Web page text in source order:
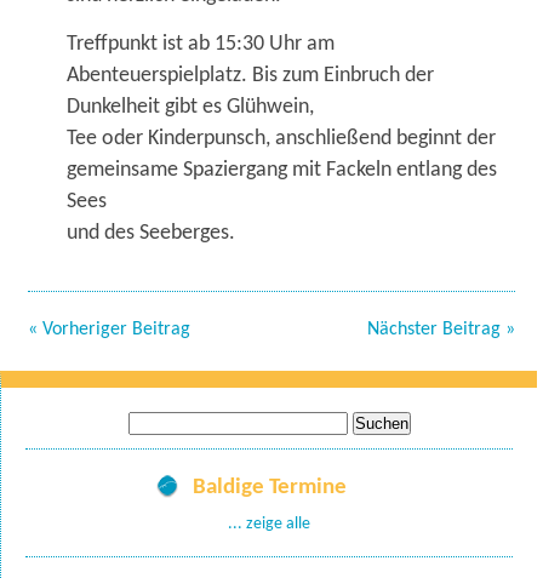
Treffpunkt ist ab 15:30 Uhr am
Abenteuerspielplatz. Bis zum Einbruch der
Dunkelheit gibt es Glühwein,
Tee oder Kinderpunsch, anschließend beginnt der
gemeinsame Spaziergang mit Fackeln entlang des
Sees
und des Seeberges.
« Vorheriger Beitrag Nächster Beitrag »
nach:
Baldige Termine
... zeige alle